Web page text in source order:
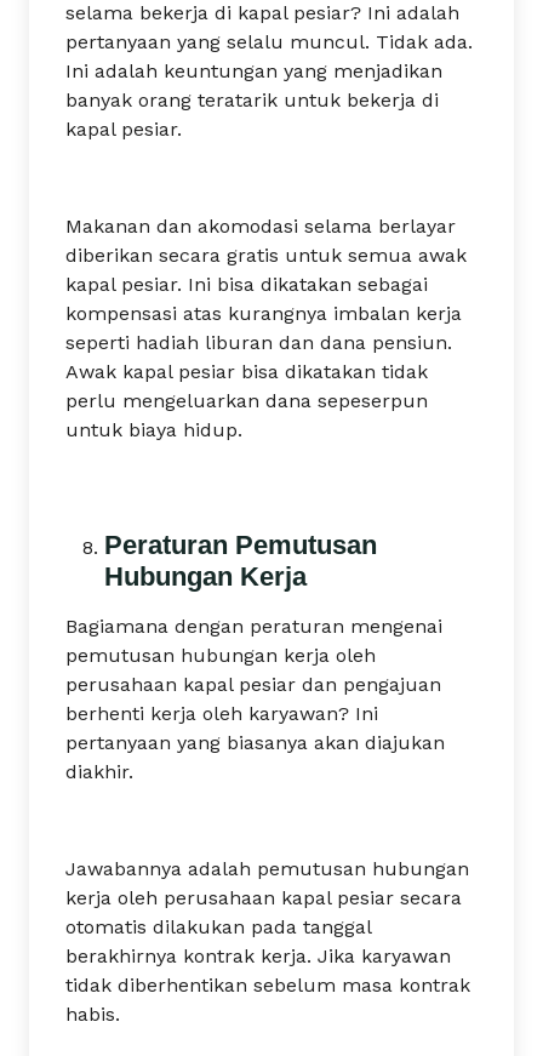
selama bekerja di kapal pesiar? Ini adalah
pertanyaan yang selalu muncul. Tidak ada.
Ini adalah keuntungan yang menjadikan
banyak orang teratarik untuk bekerja di
kapal pesiar.
Makanan dan akomodasi selama berlayar
diberikan secara gratis untuk semua awak
kapal pesiar. Ini bisa dikatakan sebagai
kompensasi atas kurangnya imbalan kerja
seperti hadiah liburan dan dana pensiun.
Awak kapal pesiar bisa dikatakan tidak
perlu mengeluarkan dana sepeserpun
untuk biaya hidup.
Peraturan Pemutusan
Hubungan Kerja
Bagiamana dengan peraturan mengenai
pemutusan hubungan kerja oleh
perusahaan kapal pesiar dan pengajuan
berhenti kerja oleh karyawan? Ini
pertanyaan yang biasanya akan diajukan
diakhir.
Jawabannya adalah pemutusan hubungan
kerja oleh perusahaan kapal pesiar secara
otomatis dilakukan pada tanggal
berakhirnya kontrak kerja. Jika karyawan
tidak diberhentikan sebelum masa kontrak
habis.